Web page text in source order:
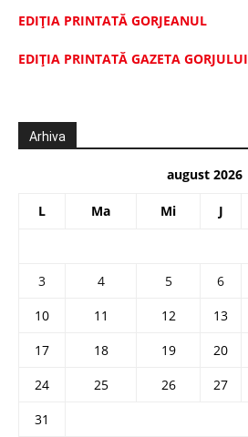
EDIȚIA PRINTATĂ GORJEANUL
EDIŢIA PRINTATĂ GAZETA GORJULUI
Arhiva
august 2026
L Ma Mi J
3
4 5 6
10
11 12 13
17
18 19 20
24
25 26 27
31